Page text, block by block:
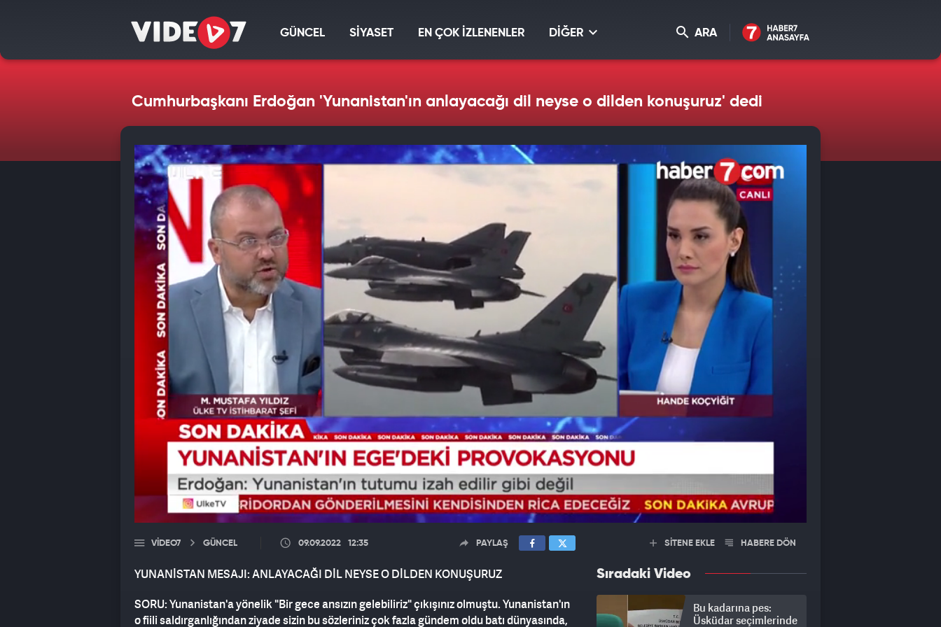
GÜNCEL SİYASET EN ÇOK İZLENENLER DİĞER ARA
Cumhurbaşkanı Erdoğan 'Yunanistan'ın anlayacağı dil neyse o dilden konuşuruz' dedi
VIDEO7 GÜNCEL 09.09.2022 12:35 PAYLAŞ
YUNANİSTAN MESAJI: ANLAYACAĞI DİL NEYSE O DİLDEN KONUŞURUZ
SORU: Yunanistan'a yönelik "Bir gece ansızın gelebiliriz" çıkışınız olmuştu. Yunanistan'ın
o fiili saldırganlığından ziyade sizin bu sözleriniz çok fazla gündem oldu batı dünyasında,
SİTENE EKLE HABERE DÖN
Sıradaki Video
Bu kadarına pes:
Üsküdar seçimlerinde